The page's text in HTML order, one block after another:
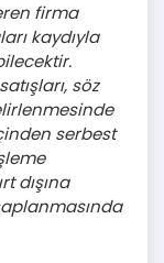
firma
kaydıyla
söz
serbest
dışına